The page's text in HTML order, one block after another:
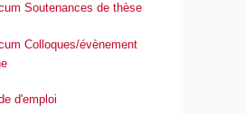
Soutenances de thèse
Colloques/évènement
d'emploi